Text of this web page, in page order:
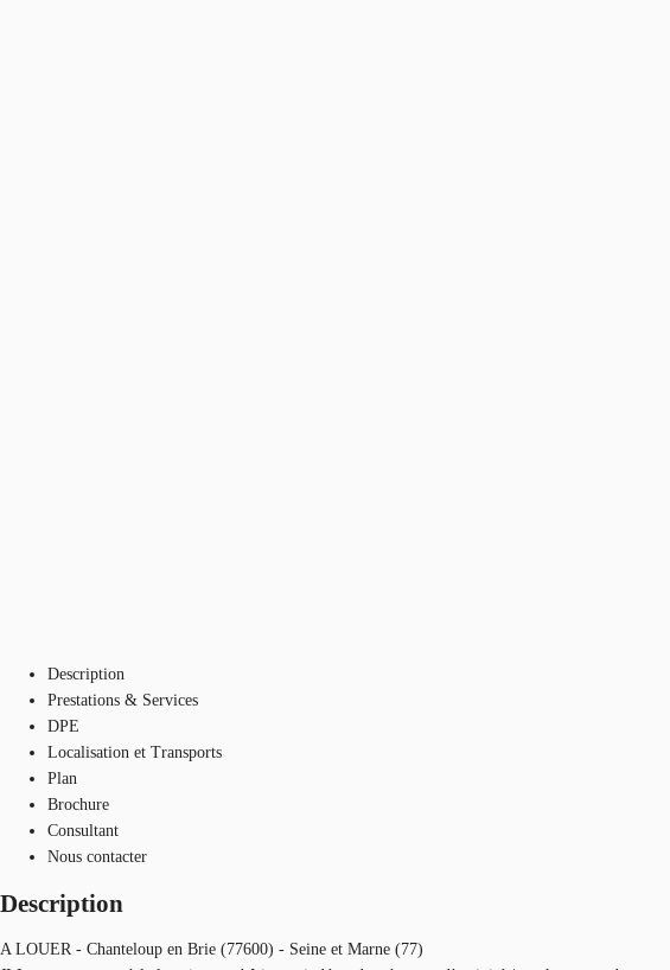
Description
Prestations & Services
DPE
Localisation et Transports
Plan
Brochure
Consultant
Nous contacter
Description
A LOUER - Chanteloup en Brie (77600) - Seine et Marne (77)